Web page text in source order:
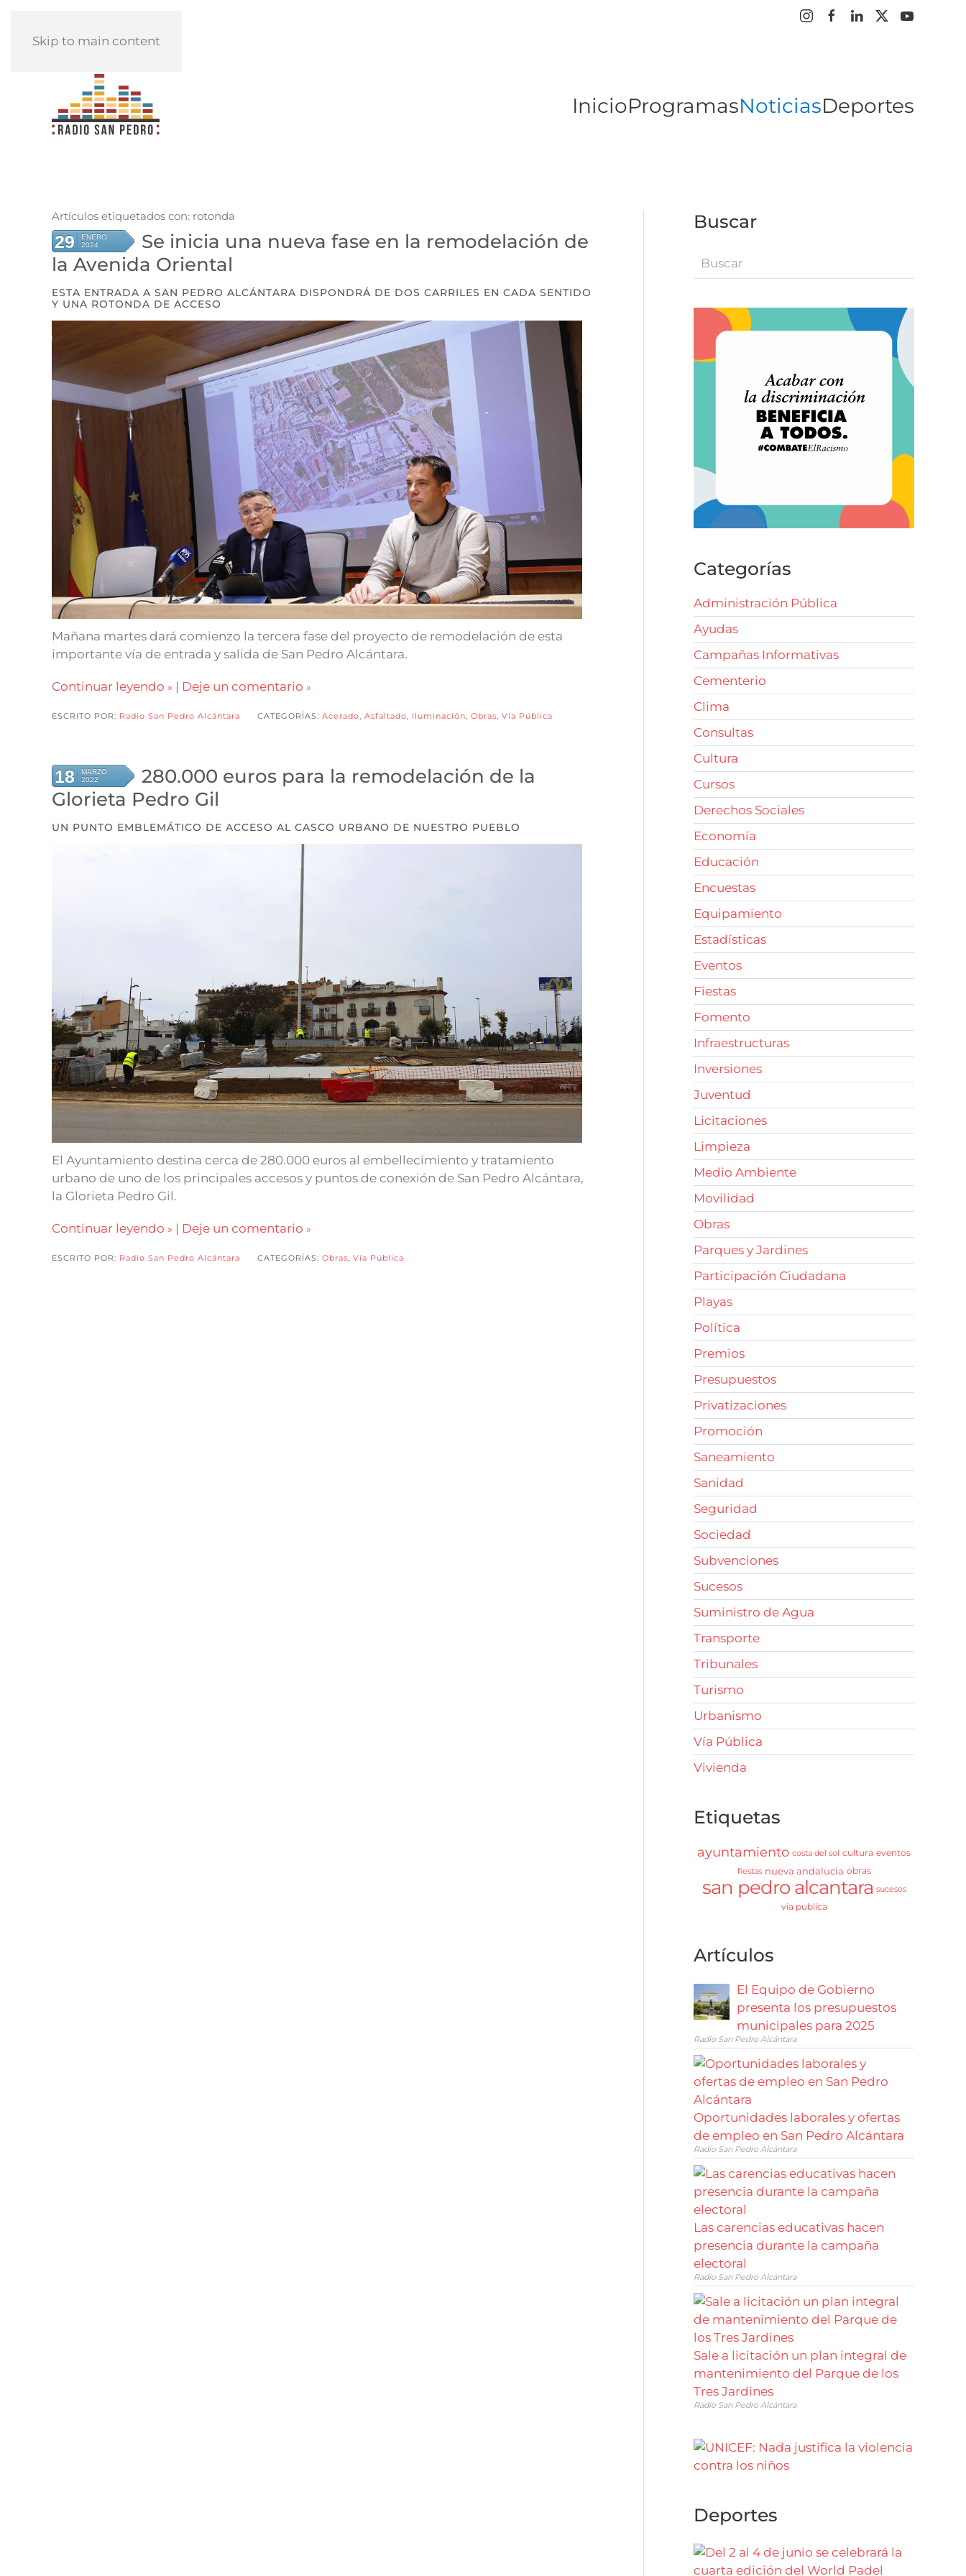
Skip to main content
InicioProgramasNoticiasDeportes
Artículos etiquetados con: rotonda
29
ENERO
2024
Se inicia una nueva fase en la remodelación de
la Avenida Oriental
ESTA ENTRADA A SAN PEDRO ALCÁNTARA DISPONDRÁ DE DOS CARRILES EN CADA SENTIDO
Y UNA ROTONDA DE ACCESO
Mañana martes dará comienzo la tercera fase del proyecto de remodelación de esta
importante vía de entrada y salida de San Pedro Alcántara.
Continuar leyendo | Deje un comentario
ESCRITO POR: Radio San Pedro Alcántara CATEGORÍAS: Acerado, Asfaltado, Iluminación, Obras, Vía Pública
18
MARZO
2022
280.000 euros para la remodelación de la
Glorieta Pedro Gil
UN PUNTO EMBLEMÁTICO DE ACCESO AL CASCO URBANO DE NUESTRO PUEBLO
El Ayuntamiento destina cerca de 280.000 euros al embellecimiento y tratamiento
urbano de uno de los principales accesos y puntos de conexión de San Pedro Alcántara,
la Glorieta Pedro Gil.
Continuar leyendo | Deje un comentario
ESCRITO POR: Radio San Pedro Alcántara CATEGORÍAS: Obras Vía Pública
Buscar
Categorías
Administración Pública
Ayudas
Campañas Informativas
Cementerio
Clima
Consultas
Cultura
Cursos
Derechos Sociales
Economía
Educación
Encuestas
Equipamiento
Estadísticas
Eventos
Fiestas
Fomento
Infraestructuras
Inversiones
Juventud
Licitaciones
Limpieza
Medio Ambiente
Movilidad
Obras
Parques y Jardines
Participación Ciudadana
Playas
Política
Premios
Presupuestos
Privatizaciones
Promoción
Saneamiento
Sanidad
Seguridad
Sociedad
Subvenciones
Sucesos
Suministro de Agua
Transporte
Tribunales
Turismo
Urbanismo
Vía Pública
Vivienda
Etiquetas
ayuntamiento costa del sol cultura eventos
fiestas nueva andalucia obras
san pedro alcantara sucesos
via publica
Artículos
El Equipo de Gobierno
presenta los presupuestos
municipales para 2025
Radio San Pedro Alcántara
Oportunidades laborales y ofertas
de empleo en San Pedro Alcántara
Radio San Pedro Alcántara
Las carencias educativas hacen
presencia durante la campaña
electoral
Radio San Pedro Alcántara
Sale a licitación un plan integral de
mantenimiento del Parque de los
Tres Jardines
Radio San Pedro Alcántara
Deportes